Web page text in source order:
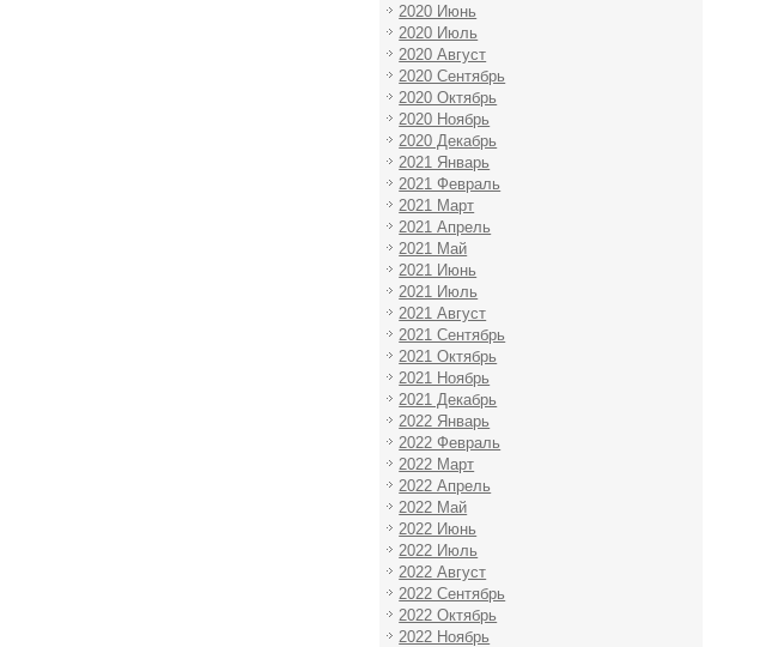
2020 Июнь
2020 Июль
2020 Август
2020 Сентябрь
2020 Октябрь
2020 Ноябрь
2020 Декабрь
2021 Январь
2021 Февраль
2021 Март
2021 Апрель
2021 Май
2021 Июнь
2021 Июль
2021 Август
2021 Сентябрь
2021 Октябрь
2021 Ноябрь
2021 Декабрь
2022 Январь
2022 Февраль
2022 Март
2022 Апрель
2022 Май
2022 Июнь
2022 Июль
2022 Август
2022 Сентябрь
2022 Октябрь
2022 Ноябрь